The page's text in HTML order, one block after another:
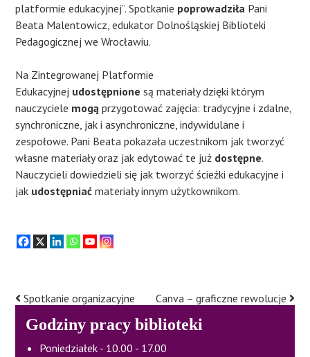
platformie edukacyjnej”. Spotkanie poprowadziła Pani
Beata Malentowicz, edukator Dolnośląskiej Biblioteki
Pedagogicznej we Wrocławiu.
​Na Zintegrowanej Platformie
Edukacyjnej udostępnione są materiały dzięki którym
nauczyciele mogą przygotować zajęcia: tradycyjne i zdalne,
synchroniczne, jak i asynchroniczne, indywidulane i
zespołowe. Pani Beata pokazała uczestnikom jak tworzyć
własne materiały oraz jak edytować te już dostępne.
Nauczycieli dowiedzieli się jak tworzyć ścieżki edukacyjne i
jak udostępniać materiały innym użytkownikom.
Post
navigation
Spotkanie organizacyjne Canva – graficzne rewolucje
Godziny pracy biblioteki
Poniedziałek - 10.00 - 17.00